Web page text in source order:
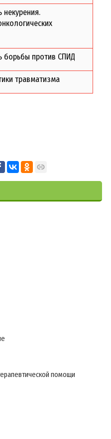
борьбы против СПИД
травматизма
помощи